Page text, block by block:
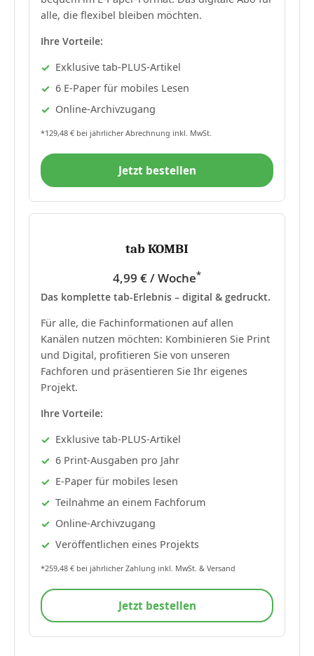
alle, die flexibel bleiben möchten.
Ihre Vorteile:
Exklusive tab-PLUS-Artikel
6 E-Paper für mobiles Lesen
Online-Archivzugang
*129,48 € bei jährlicher Abrechnung inkl. MwSt.
Jetzt bestellen
tab KOMBI
4,99 € / Woche*
Das komplette tab-Erlebnis – digital & gedruckt.
Für alle, die Fachinformationen auf allen
Kanälen nutzen möchten: Kombinieren Sie Print
und Digital, profitieren Sie von unseren
Fachforen und präsentieren Sie Ihr eigenes
Projekt.
Ihre Vorteile:
Exklusive tab-PLUS-Artikel
6 Print-Ausgaben pro Jahr
E-Paper für mobiles lesen
Teilnahme an einem Fachforum
Online-Archivzugang
Veröffentlichen eines Projekts
*259,48 € bei jährlicher Zahlung inkl. MwSt. & Versand
Jetzt bestellen